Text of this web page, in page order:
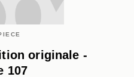
originale -
107